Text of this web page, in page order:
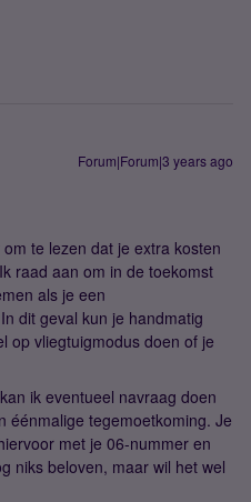
Forum|Forum|3 years ago
te lezen dat je extra kosten
raad aan om in de toekomst
als je een
dit geval kun je handmatig
op vliegtuigmodus doen of je
ik eventueel navraag doen
éénmalige tegemoetkoming. Je
met je 06-nummer en
niks beloven, maar wil het wel